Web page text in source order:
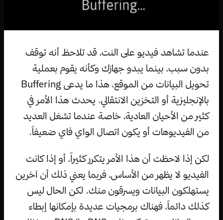
عندما تشاهد فيديو على النت، قد تلاحظ أنه توقف
بدون سبب، بينما يبدو جهازك وكأنه يقوم بعملية
تحويل البيانات من الموقع، هذا ما يدعى Buffering
بالإنجليزية أو التخزين الانتقالي. يحدث هذا الأمر في
كثير من الأحيان العادية، خاصة عندما تشغل العديد
من الفيديوهات أو يكون اتصال الواي فاي ضعيفاً.
لكن إذا لاحظت أن هذا الأمر يتكرر كثيراً، أو إذا كانت
الفيديو لا يظهر من الأساس، فربما يعني ذلك أن آخرين
يستهلكون البيانات ويسرقون منك. لكن الحال ليس
كذلك دائماً، فهناك برمجيات عديدة بإمكانها إبطاء